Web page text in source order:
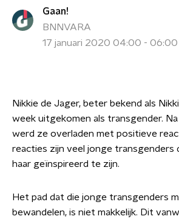
Gaan!
BNNVARA
17 januari 2020 04:00 - 06:00
Nikkie de Jager, beter bekend als
week uitgekomen als transgender.
werd ze overladen met positieve
reacties zijn veel jonge transgenders
haar geïnspireerd te zijn.
Het pad dat die jonge transgenders
bewandelen, is niet makkelijk. Dit